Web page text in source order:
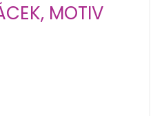
MOTIV